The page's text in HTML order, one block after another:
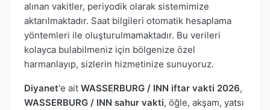
alınan vakitler, periyodik olarak sistemimize
aktarılmaktadır. Saat bilgileri otomatik hesaplama
yöntemleri ile oluşturulmamaktadır. Bu verileri
kolayca bulabilmeniz için bölgenize özel
harmanlayıp, sizlerin hizmetinize sunuyoruz.
Diyanet'e ait WASSERBURG / INN iftar vakti 2026,
WASSERBURG / INN sahur vakti, öğle, akşam, yatsı